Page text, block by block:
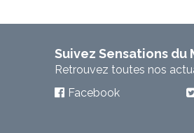
Suivez Sensations du
Retrouvez toutes nos
Facebook